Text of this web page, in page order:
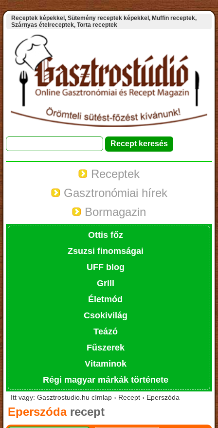
Receptek képekkel, Sütemény receptek képekkel, Muffin receptek,
Szárnyas ételreceptek, Torta receptek
Receptek
Gasztronómiai hírek
Bormagazin
Ottis főz
Zsuzsi finomságai
UFF blog
Grill
Életmód
Csokivilág
Teázó
Fűszerek
Vitaminok
Régi magyar márkák története
Itt vagy: Gasztrostudio.hu címlap › Recept › Eperszóda
Eperszódarecept